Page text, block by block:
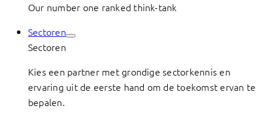
Our number one ranked think-tank
Sectoren
Sectoren
Kies een partner met grondige sectorkennis en
ervaring uit de eerste hand om de toekomst ervan te
bepalen.